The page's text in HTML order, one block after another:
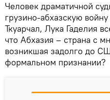
Человек драматичной
грузино-абхазскую
Ткуарчал, Лука Гаделия
что Абхазия – страна с
возникшая задолго до
формальном признании?